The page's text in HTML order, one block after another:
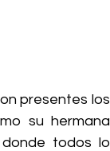
presentes los
su hermana
donde todos lo